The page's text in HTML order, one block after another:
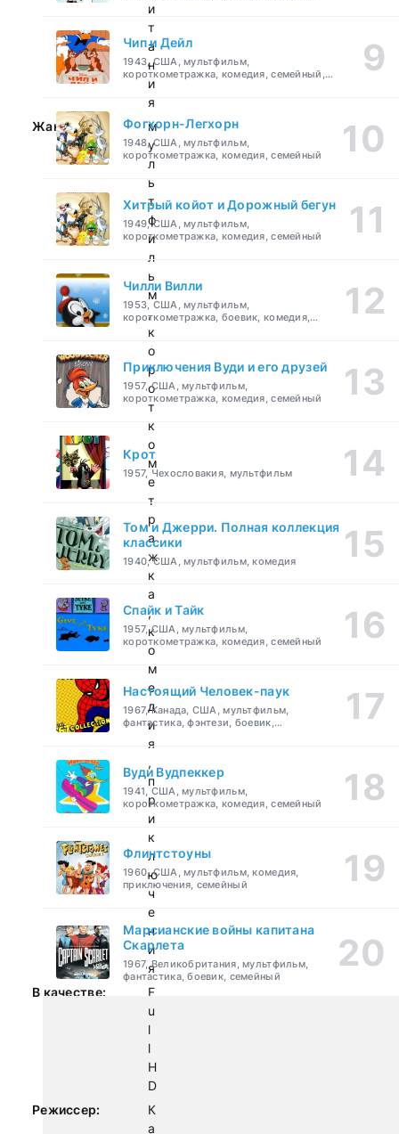
и
т
а
н
и
я
Жанр:
м
у
л
ь
т
ф
и
л
ь
м
,
к
о
р
о
т
к
о
м
е
т
р
а
ж
к
а
,
к
о
м
е
д
и
я
,
п
р
и
к
л
ю
ч
е
н
и
я
В качестве:
F
u
l
l
H
D
Режиссер:
К
а
Чип и Дейл
1943, США, мультфильм,
короткометражка, комедия, семейный,
детский
Фогхорн-Легхорн
1948, США, мультфильм,
короткометражка, комедия, семейный
Хитрый койот и Дорожный бегун
1949, США, мультфильм,
короткометражка, комедия, семейный
Чилли Вилли
1953, США, мультфильм,
короткометражка, боевик, комедия,
приключения, семейный
Приключения Вуди и его друзей
1957, США, мультфильм,
короткометражка, комедия, семейный
Крот
1957, Чехословакия, мультфильм
Том и Джерри. Полная коллекция
классики
1940, США, мультфильм, комедия
Спайк и Тайк
1957, США, мультфильм,
короткометражка, комедия, семейный
Настоящий Человек-паук
1967, Канада, США, мультфильм,
фантастика, фэнтези, боевик,
Вуди Вудпеккер
1941, США, мультфильм,
короткометражка, комедия, семейный
Флинтстоуны
1960, США, мультфильм, комедия,
приключения, семейный
Марсианские войны капитана
Скарлета
1967, Великобритания, мультфильм,
фантастика, боевик, семейный